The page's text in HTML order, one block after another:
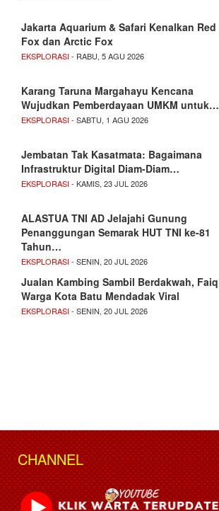
Jakarta Aquarium & Safari Kenalkan Red
Fox dan Arctic Fox
EKSPLORASI- RABU, 5 AGU 2026
Karang Taruna Margahayu Kencana
Wujudkan Pemberdayaan UMKM untuk…
EKSPLORASI- SABTU, 1 AGU 2026
Jembatan Tak Kasatmata: Bagaimana
Infrastruktur Digital Diam-Diam…
EKSPLORASI- KAMIS, 23 JUL 2026
ALASTUA TNI AD Jelajahi Gunung
Penanggungan Semarak HUT TNI ke-81
Tahun…
EKSPLORASI- SENIN, 20 JUL 2026
Jualan Kambing Sambil Berdakwah, Faiq
Warga Kota Batu Mendadak Viral
EKSPLORASI- SENIN, 20 JUL 2026
CHANNEL